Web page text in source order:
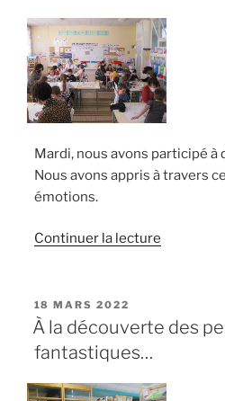
Mardi, nous avons participé à
Nous avons appris à travers
émotions.
Continuer la lecturede
avec
de
PUBLIÉ
LE
18 MARS 2022
À la découverte des
fantastiques…